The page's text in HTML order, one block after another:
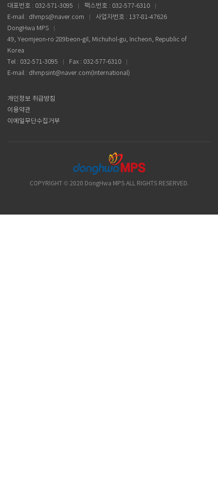
대표번호 : 032-571-3095
팩스번호 : 032-577-6310
E-mail : dhmps@naver.com
사업자번호 : 137-81-47626
DongHwa MPS
49, Yeomjeon-ro 289beon-gil, Michuhol-gu, Incheon, Republic of
Korea
Tel : 032-571-3095
Fax : 032-577-6310
E-mail : dhmpsint@naver.com(International)
개인정보 취급방침
이용약관
이메일무단수집거부
COPYRIGHT © 2020 DongHwa MPS ALL RIGHTS RESERVED.